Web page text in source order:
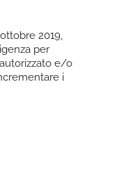
2019,
per
e/o
i